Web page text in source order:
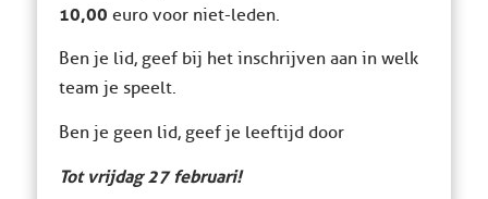
10,00 euro voor niet-leden.
Ben je lid, geef bij het inschrijven aan in welk
team je speelt.
Ben je geen lid, geef je leeftijd door
Tot vrijdag 27 februari!